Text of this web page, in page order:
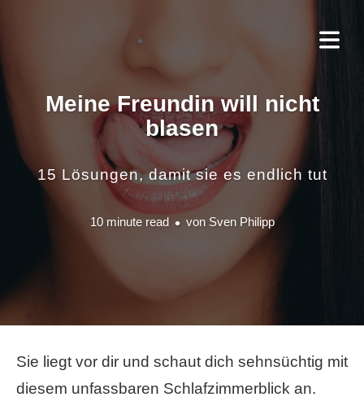
Meine Freundin will nicht
blasen
15 Lösungen, damit sie es endlich tut
10 minute read von Sven Philipp
Sie liegt vor dir und schaut dich sehnsüchtig mit
diesem unfassbaren Schlafzimmerblick an.